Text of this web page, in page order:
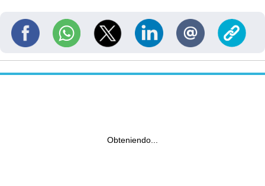
Obteniendo...